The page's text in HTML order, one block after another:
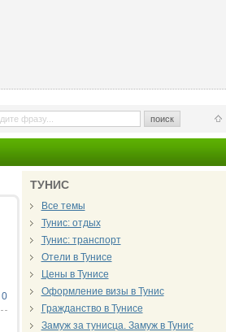
поиск
0
ТУНИС
Все темы
Тунис: отдых
Тунис: транспорт
Отели в Тунисе
Цены в Тунисе
Оформление визы в Тунис
Гражданство в Тунисе
Замуж за тунисца. Замуж в Тунис